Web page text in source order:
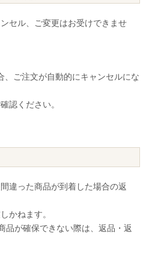
セル、ご変更はお受けできませ
、ご注文が自動的にキャンセルにな
認ください。
違った商品が到着した場合の返
かねます。
品が確保できない際は、返品・返